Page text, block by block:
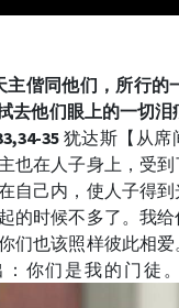
偕同他们，所行的
去他们眼上的一切泪
35 犹达斯【从席
也在人子身上，受
自己内，使人子得
的时候不多了。我
们也该照样彼此相
：你们是我的门徒